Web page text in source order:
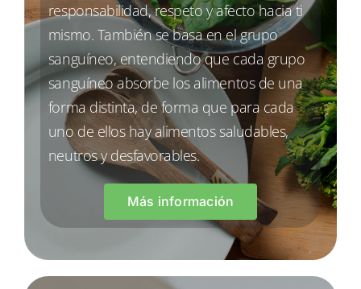
responsabilidad, respeto y afecto hacia ti
mismo. También se basa en el grupo
sanguíneo, entendiendo que cada grupo
sanguíneo absorbe los alimentos de una
forma distinta, de forma que para cada
uno de ellos hay alimentos saludables,
neutros y desfavorables.
Más información